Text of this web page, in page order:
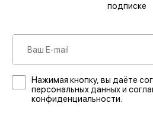
подписке
Нажимая кнопку, вы даёте
персональных данных и
конфиденциальности.